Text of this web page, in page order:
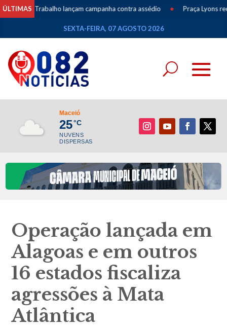
ÚLTIMAS
Trabalho lançam campanha contra assédio • Praça Lyons recebe
SEXTA-FEIRA, 07 AGOSTO 2026
Maceió
25°C
NUVENS
DISPERSAS
Operação lançada em
Alagoas e em outros
16 estados fiscaliza
agressões à Mata
Atlântica